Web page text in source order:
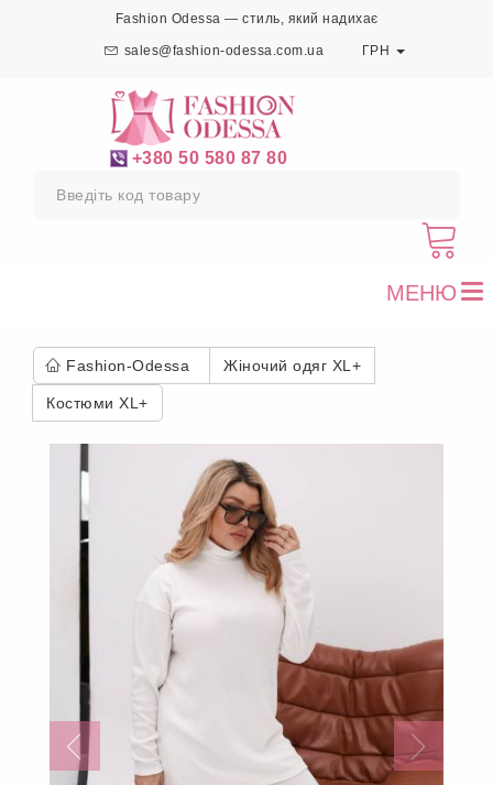
Fashion Odessa — стиль, який надихає
sales@fashion-odessa.com.ua ГРН
+380 50 580 87 80
МЕНЮ
Fashion-Odessa Жіночий одяг XL+
Костюми XL+